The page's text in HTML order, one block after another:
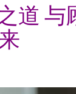
道 与